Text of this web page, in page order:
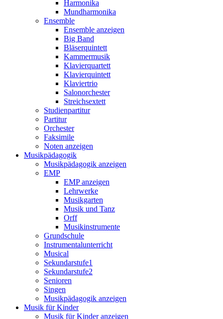
Harmonika
Mundharmonika
Ensemble
Ensemble anzeigen
Big Band
Bläserquintett
Kammermusik
Klavierquartett
Klavierquintett
Klaviertrio
Salonorchester
Streichsextett
Studienpartitur
Partitur
Orchester
Faksimile
Noten anzeigen
Musikpädagogik
Musikpädagogik anzeigen
EMP
EMP anzeigen
Lehrwerke
Musikgarten
Musik und Tanz
Orff
Musikinstrumente
Grundschule
Instrumentalunterricht
Musical
Sekundarstufe1
Sekundarstufe2
Senioren
Singen
Musikpädagogik anzeigen
Musik für Kinder
Musik für Kinder anzeigen